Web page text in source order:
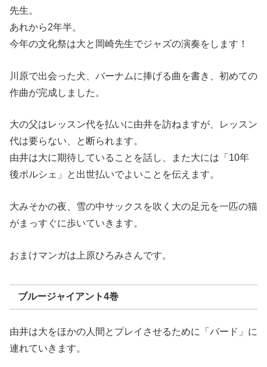
先生。
あれから2年半。
今年の文化祭は大と岡崎先生でジャズの演奏をします！
川原で出会った犬、バーナムに捧げる曲を書き、初めての
作曲が完成しました。
大の父はレッスン代を払いに由井を訪ねますが、レッスン
代は要らない、と断られます。
由井は大に期待していることを話し、また大には「10年
後ポルシェ」と出世払いでよいことを伝えます。
大みそかの夜、雪の中サックスを吹く大の足元を一匹の猫
がまっすぐに歩いていきます。
おまけマンガは上原ひろみさんです。
ブルージャイアント4巻
由井は大をほかの人間とプレイさせるために「バード」に
連れていきます。